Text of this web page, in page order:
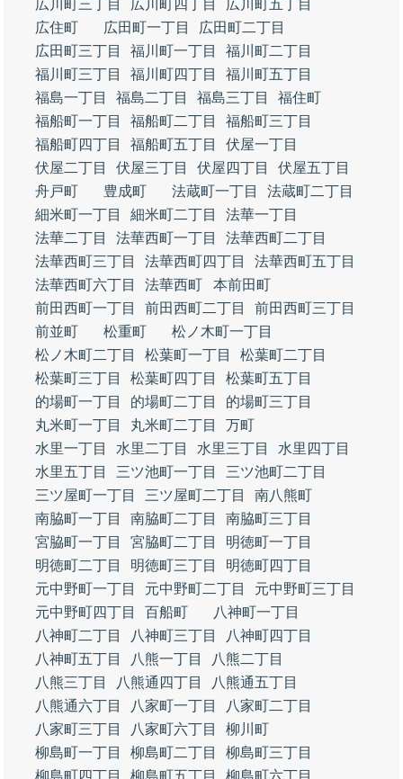
広川町三丁目
広川町四丁目
広川町五丁目
広住町
広田町一丁目
広田町二丁目
広田町三丁目
福川町一丁目
福川町二丁目
福川町三丁目
福川町四丁目
福川町五丁目
福島一丁目
福島二丁目 福島三丁目
福住町
福船町一丁目
福船町二丁目
福船町三丁目
福船町四丁目
福船町五丁目
伏屋一丁目
伏屋二丁目
伏屋三丁目 伏屋四丁目
伏屋五丁目
舟戸町
豊成町 法蔵町一丁目
法蔵町二丁目
細米町一丁目
細米町二丁目
法華一丁目
法華二丁目
法華西町一丁目
法華西町二丁目
法華西町三丁目
法華西町四丁目
法華西町五丁目
法華西町六丁目
法華西町
本前田町
前田西町一丁目
前田西町二丁目
前田西町三丁目
前並町
松重町
松ノ木町一丁目
松ノ木町二丁目
松葉町一丁目
松葉町二丁目
松葉町三丁目
松葉町四丁目
松葉町五丁目
的場町一丁目
的場町二丁目
的場町三丁目
丸米町一丁目
丸米町二丁目
万町
水里一丁目
水里二丁目 水里三丁目
水里四丁目
水里五丁目
三ツ池町一丁目
三ツ池町二丁目
三ツ屋町一丁目
三ツ屋町二丁目
南八熊町
南脇町一丁目
南脇町二丁目
南脇町三丁目
宮脇町一丁目
宮脇町二丁目
明徳町一丁目
明徳町二丁目
明徳町三丁目
明徳町四丁目
元中野町一丁目
元中野町二丁目
元中野町三丁目
元中野町四丁目
百船町
八神町一丁目
八神町二丁目
八神町三丁目
八神町四丁目
八神町五丁目
八熊一丁目
八熊二丁目
八熊三丁目
八熊通四丁目
八熊通五丁目
八熊通六丁目
八家町一丁目
八家町二丁目
八家町三丁目
八家町六丁目
柳川町
柳島町一丁目
柳島町二丁目
柳島町三丁目
柳島町四丁目
柳島町五丁目 柳島町六丁目